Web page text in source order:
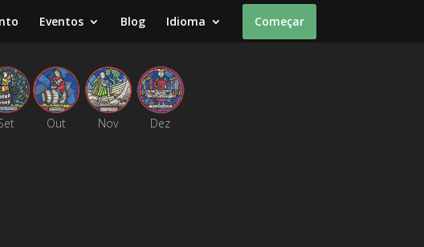
Eventos Blog Idioma Começar
Out Nov Dez